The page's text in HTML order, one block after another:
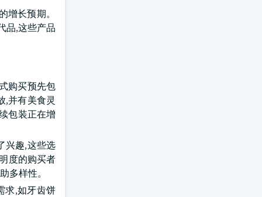
增长预期。
品,这些产品
购买预先包
,并有美食灵
包装正在增
兴趣,这些选
度的购买者
多样性。
求,如牙齿饼